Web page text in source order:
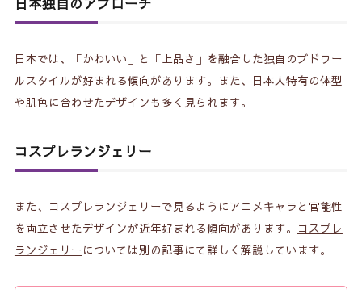
日本では、「かわいい」と「上品さ」を融合した独自のブドワー
ルスタイルが好まれる傾向があります。また、日本人特有の体型
や肌色に合わせたデザインも多く見られます。
コスプレランジェリー
また、 コスプレランジェリーで見るようにアニメキャラと官能性
を両立させたデザインが近年好まれる傾向があります。
コスプレ
ランジェリーについては別の記事にて詳しく解説しています。